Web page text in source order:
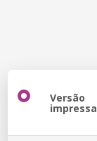
Versão
impressa